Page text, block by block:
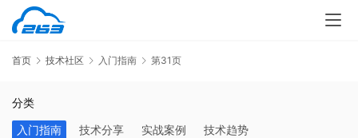
首页 技术社区 入门指南 第31页
分类
入门指南
技术分享 实战案例 技术趋势